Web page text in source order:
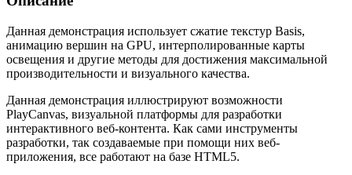
Данная демонстрация использует сжатие текстур Basis,
анимацию вершин на GPU, интерполированные карты
освещения и другие методы для достижения максимальной
производительности и визуального качества.
Данная демонстрация иллюстрируют возможности
PlayCanvas, визуальной платформы для разработки
интерактивного веб-контента. Как сами инструменты
разработки, так создаваемые при помощи них веб-
приложения, все работают на базе HTML5.